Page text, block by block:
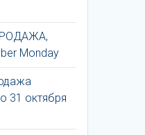
Monday
31 октября